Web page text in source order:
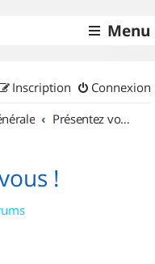
Menu
Connexion
Inscription
Présentez vous !
!